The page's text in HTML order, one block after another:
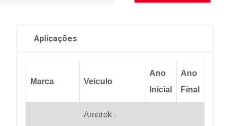
Aplicações
Marca Veiculo
Ano
Inicial
Ano
Final
Amarok -